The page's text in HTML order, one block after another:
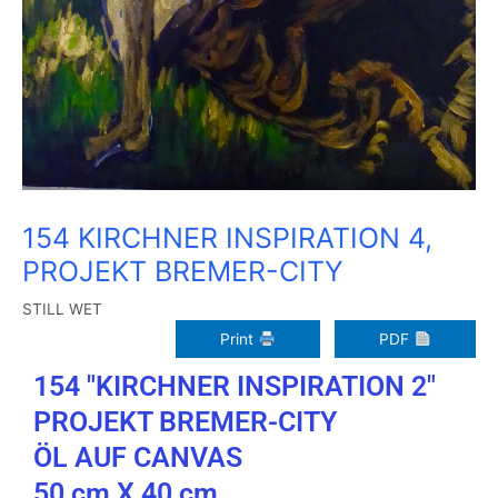
154 KIRCHNER INSPIRATION 4,
PROJEKT BREMER-CITY
STILL WET
Print
PDF
154 "KIRCHNER INSPIRATION 2"
PROJEKT BREMER-CITY
ÖL AUF CANVAS